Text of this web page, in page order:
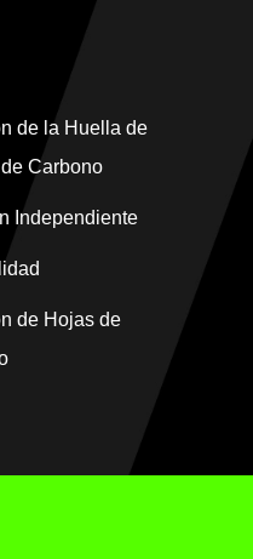
de la Huella de
Carbono
Independiente
de Hojas de